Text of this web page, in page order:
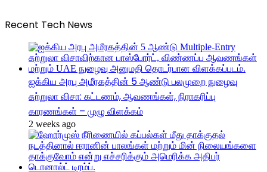
Recent Tech News
ஐக்கிய அரபு அமீரகத்தின் 5 ஆண்டு பலமுறை நுழைவு
சுற்றுலா விசா: கட்டணம், ஆவணங்கள், நிராகரிப்பு
காரணங்கள் – முழு விளக்கம்
2 weeks ago